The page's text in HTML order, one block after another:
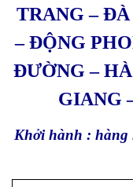
TRANG –
– ĐỘNG
ĐƯỜNG –
GIANG
Khởi hành :